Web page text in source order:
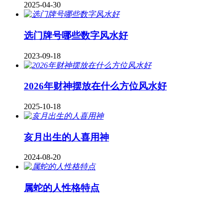
2025-04-30
​选门牌号哪些数字风水好
2023-09-18
2026年财神摆放在什么方位风水好
2025-10-18
亥月出生的人喜用神
2024-08-20
属蛇的人性格特点